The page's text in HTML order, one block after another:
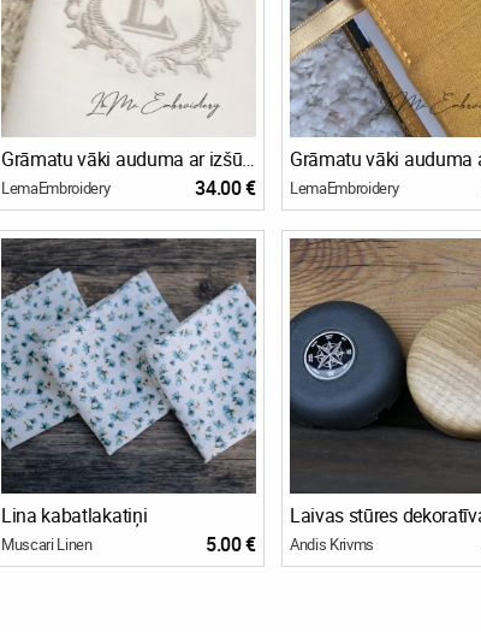
Grāmatu vāki auduma ar izšūtu monogrammu
LemaEmbroidery 34.00 € LemaEmbroidery
Lina kabatlakatiņi
Muscari Linen 5.00 € Andis Krivms